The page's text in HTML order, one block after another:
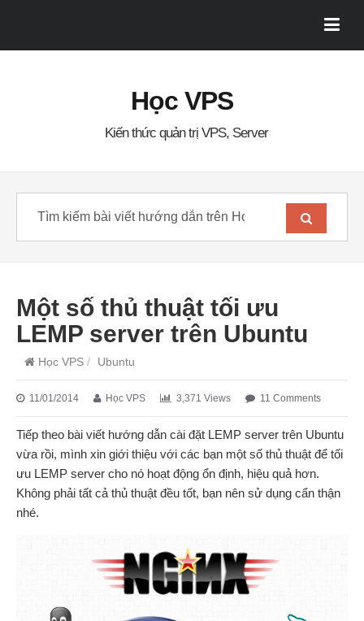
Học VPS
Kiến thức quản trị VPS, Server
Một số thủ thuật tối ưu
LEMP server trên Ubuntu
Học VPS / Ubuntu
11/01/2014 Học VPS 3,371 Views 11 Comments
Tiếp theo bài viết hướng dẫn cài đặt LEMP server trên Ubuntu
vừa rồi, mình xin giới thiệu với các bạn một số thủ thuật để tối
ưu LEMP server cho nó hoạt động ổn định, hiệu quả hơn.
Không phải tất cả thủ thuật đều tốt, bạn nên sử dụng cẩn thận
nhé.